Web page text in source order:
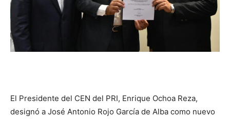
El Presidente del CEN del PRI, Enrique Ochoa Reza,
designó a José Antonio Rojo García de Alba como nuevo